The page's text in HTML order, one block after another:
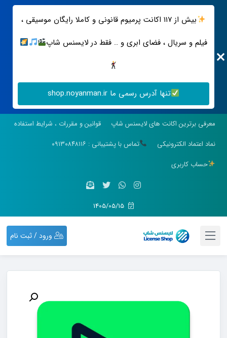
بیش از ۱۱۷ اکانت پرمیوم قانونی و کاملا رایگان موسیقی ،
فیلم و سریال ، فضای ابری و .. فقط در لایسنس شاپ
تنها آدرس رسمی ما shop.noyanman.ir
معرفی برترین اکانت های لایسنس شاپ
قوانین و مقررات ، شرایط استفاده
نماد اعتماد الکترونیکی
تماس با پشتیبانی : ۰۹۱۳۰۸۴۸۱۱۶
حساب کاربری
ورود / ثبت نام